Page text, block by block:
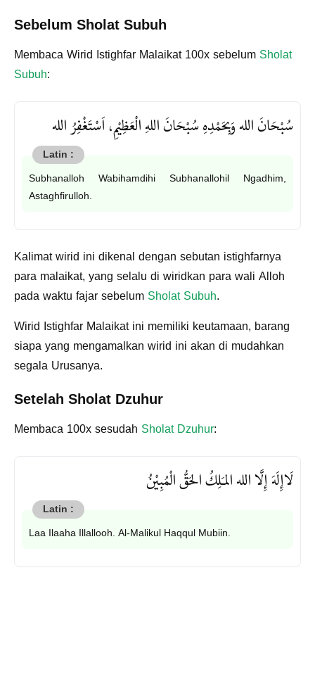
Sebelum Sholat Subuh
Membaca Wirid Istighfar Malaikat 100x sebelum Sholat
Subuh:
سُبْحَانَ الله وَبِحَمْدِهِ سُبْحَانَ اللهِ الْعَظِيْمِ، اَسْتَغْفِرُ الله
Subhanalloh Wabihamdihi Subhanallohil Ngadhim,
Astaghfirulloh.
Kalimat wirid ini dikenal dengan sebutan istighfarnya
para malaikat, yang selalu di wiridkan para wali Alloh
pada waktu fajar sebelum Sholat Subuh.
Wirid Istighfar Malaikat ini memiliki keutamaan, barang
siapa yang mengamalkan wirid ini akan di mudahkan
segala Urusanya.
Setelah Sholat Dzuhur
Membaca 100x sesudah Sholat Dzuhur:
لَاإِلَهَ إِلَّا الله المـَلِكُ الحَقُّ الْمُبِيْنُ
Laa Ilaaha Illallooh. Al-Malikul Haqqul Mubiin.